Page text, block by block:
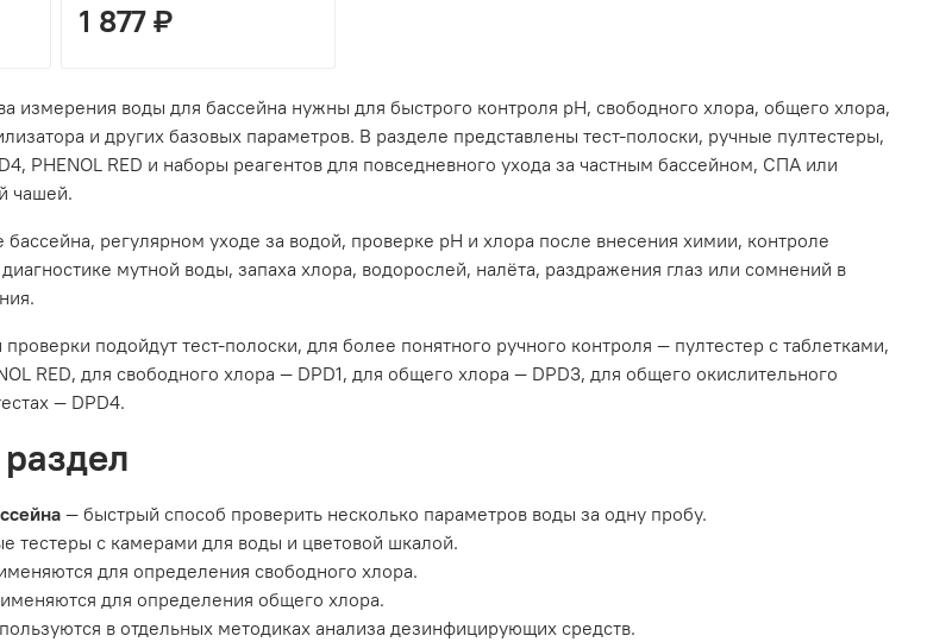
1 877 ₽
измерения воды для бассейна нужны для быстрого контроля pH, свободного хлора, общего хлора,
и других базовых параметров. В разделе представлены тест-полоски, ручные пултестеры,
PHENOL RED и наборы реагентов для повседневного ухода за частным бассейном, СПА или
чашей.
бассейна, регулярном уходе за водой, проверке pH и хлора после внесения химии, контроле
мутной воды, запаха хлора, водорослей, налёта, раздражения глаз или сомнений в
подойдут тест-полоски, для более понятного ручного контроля — пултестер с таблетками,
RED, для свободного хлора — DPD1, для общего хлора — DPD3, для общего окислительного
— DPD4.
— быстрый способ проверить несколько параметров воды за одну пробу.
тестеры с камерами для воды и цветовой шкалой.
для определения свободного хлора.
для определения общего хлора.
в отдельных методиках анализа дезинфицирующих средств.